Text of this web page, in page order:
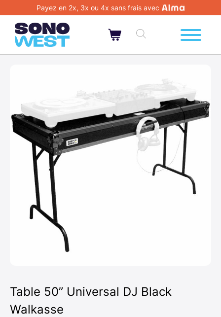
Payez en 2x, 3x ou 4x sans frais avec
Table 50” Universal DJ Black
Walkasse